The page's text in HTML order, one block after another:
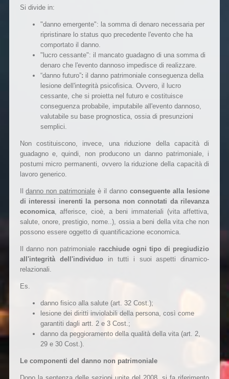
Si divide in:
"danno emergente": la somma di denaro necessaria per
ripristinare lo status quo precedente l'evento che ha
comportato il danno.
"lucro cessante": il mancato guadagno di una somma di
denaro che l'evento dannoso impedisce di realizzare.
“danno futuro”: il danno patrimoniale conseguenza della
lesione dell'integrità psicofisica. Ovvero, il lucro
cessante, che si proietta nel futuro e costituisce
conseguenza probabile, imputabile all'evento dannoso,
valutabile su base prognostica, ossia di presunzioni
semplici.
Non costituiscono, invece, una riduzione della capacità di
guadagno e, quindi, non producono un danno patrimoniale, i
postumi micro permanenti, ovvero la riduzione della capacità di
lavoro generico.
Ildanno non patrimoniale è il danno conseguente alla lesione
di interessi inerenti la persona non connotati da rilevanza
economica, afferisce, cioè, a beni immateriali (vita affettiva,
salute, onore, prestigio, nome..), ossia a beni della vita che non
possono essere oggetto di quantificazione economica.
Il danno non patrimoniale racchiude ogni tipo di pregiudizio
all'integrità dell'individuo in tutti i suoi aspetti dinamico-
relazionali.
Es.
danno fisico alla salute (art. 32 Cost.);
lesione dei diritti inviolabili della persona, così come
garantiti dagli artt. 2 e 3 Cost.;
danno da peggioramento della qualità della vita (art. 2,
29 e 30 Cost.).
Le componenti del danno non patrimoniale